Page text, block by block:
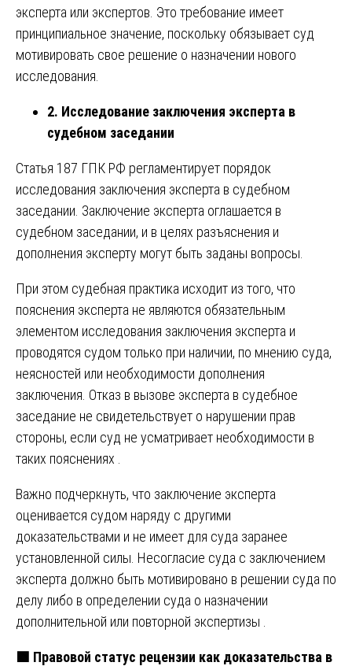
эксперта или экспертов. Это требование имеет
принципиальное значение, поскольку обязывает суд
мотивировать свое решение о назначении нового
исследования.
2. Исследование заключения эксперта в
судебном заседании
Статья 187 ГПК РФ регламентирует порядок
исследования заключения эксперта в судебном
заседании. Заключение эксперта оглашается в
судебном заседании, и в целях разъяснения и
дополнения эксперту могут быть заданы вопросы.
При этом судебная практика исходит из того, что
пояснения эксперта не являются обязательным
элементом исследования заключения эксперта и
проводятся судом только при наличии, по мнению суда,
неясностей или необходимости дополнения
заключения. Отказ в вызове эксперта в судебное
заседание не свидетельствует о нарушении прав
стороны, если суд не усматривает необходимости в
таких пояснениях .
Важно подчеркнуть, что заключение эксперта
оценивается судом наряду с другими
доказательствами и не имеет для суда заранее
установленной силы. Несогласие суда с заключением
эксперта должно быть мотивировано в решении суда по
делу либо в определении суда о назначении
дополнительной или повторной экспертизы .
🟩 Правовой статус рецензии как доказательства в